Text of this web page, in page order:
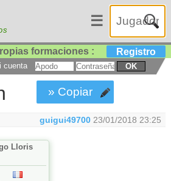
☰
formaciones : Registro
cuenta OK
» Copiar
guigui49700 23/01/2018 23:25
Lloris